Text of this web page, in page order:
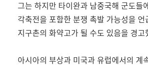
그는 하지만 타이완과 남중국해 군도들
각축전을 포함한 분쟁 촉발 가능성을
지구촌의 화약고가 될 수도 있음을 경고
아시아의 부상과 미국과 유럽에서의 계